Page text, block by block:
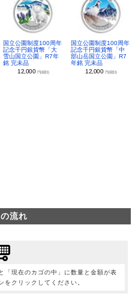
国立公園制度100周年
記念千円銀貨幣「大
雪山国立公園」R7年
銘 完未品
12,000 円(税別)
国立公園制度100周年
記念千円銀貨幣「中
部山岳国立公園」R7
年銘 完未品
12,000 円(税別)
流れ
「現在のカゴの中」に数量と金額が表
をクリックしてください。